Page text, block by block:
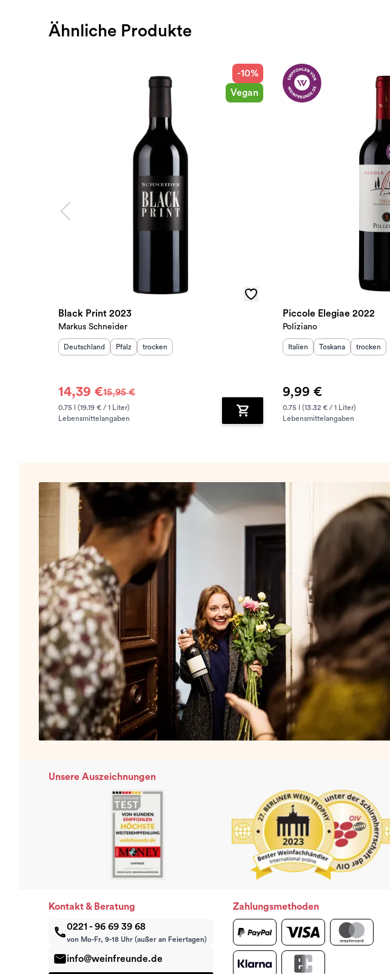
Ähnliche Produkte
-10%
Vegan
Black Print 2023
Markus Schneider
Herkunftsland
Deutschland Herkunftsregion
Pfalz Geschmack
trocken
14,39 €15,95 €
0.75 l (19.19 € / 1 Liter)
Lebensmittelangaben
Zum Warenkorb hinzufügen
Piccole Elegiae 2022
Poliziano
Herkunftsland:
Italien Herkunftsregion:
Toskana Geschmack
trocken
9,99 €
0.75 l (13.32 € / 1 Liter)
Lebensmittelangaben
Unsere Auszeichnungen
Kontakt & Beratung
0221 - 96 69 39 68
von Mo-Fr, 9-18 Uhr (außer an Feiertagen)
info@weinfreunde.de
Zahlungsmethoden